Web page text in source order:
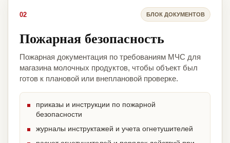
02 БЛОК ДОКУМЕНТОВ
Пожарная безопасность
Пожарная документация по требованиям МЧС для
магазина молочных продуктов, чтобы объект был
готов к плановой или внеплановой проверке.
приказы и инструкции по пожарной
безопасности
журналы инструктажей и учета огнетушителей